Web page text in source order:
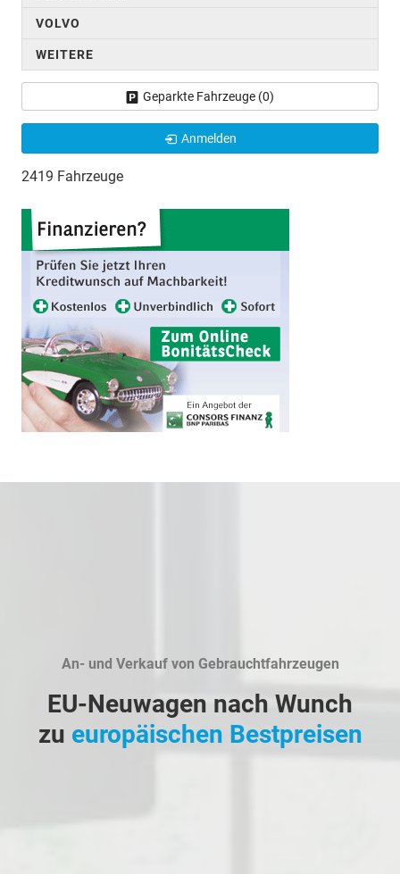
VOLVO
WEITERE
Geparkte Fahrzeuge (0)
Anmelden
2419 Fahrzeuge
An- und Verkauf von Gebrauchtfahrzeugen
EU-Neuwagen nach Wunch
zu europäischen Bestpreisen